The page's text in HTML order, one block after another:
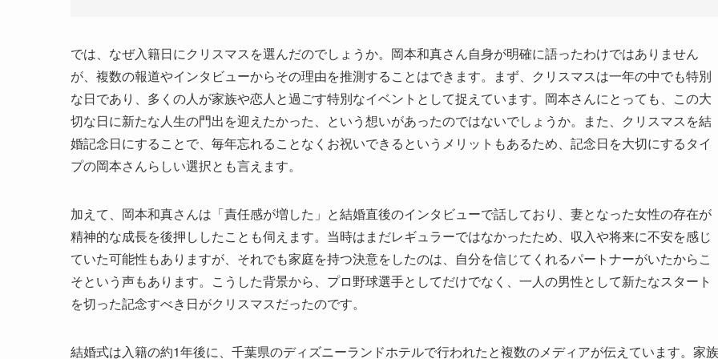
では、なぜ入籍日にクリスマスを選んだのでしょうか。岡本和真さん自身が明確に語ったわけではありません
が、複数の報道やインタビューからその理由を推測することはできます。まず、クリスマスは一年の中でも特別
な日であり、多くの人が家族や恋人と過ごす特別なイベントとして捉えています。岡本さんにとっても、この大
切な日に新たな人生の門出を迎えたかった、という想いがあったのではないでしょうか。また、クリスマスを結
婚記念日にすることで、毎年忘れることなくお祝いできるというメリットもあるため、記念日を大切にするタイ
プの岡本さんらしい選択とも言えます。
加えて、岡本和真さんは「責任感が増した」と結婚直後のインタビューで話しており、妻となった女性の存在が
精神的な成長を後押ししたことも伺えます。当時はまだレギュラーではなかったため、収入や将来に不安を感じ
ていた可能性もありますが、それでも家庭を持つ決意をしたのは、自分を信じてくれるパートナーがいたからこ
そという声もあります。こうした背景から、プロ野球選手としてだけでなく、一人の男性として新たなスタート
を切った記念すべき日がクリスマスだったのです。
結婚式は入籍の約1年後に、千葉県のディズニーランドホテルで行われたと複数のメディアが伝えています。家族